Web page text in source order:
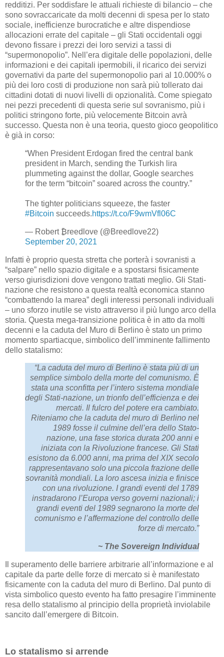
redditizi. Per soddisfare le attuali richieste di bilancio – che
sono sovraccaricate da molti decenni di spesa per lo stato
sociale, inefficienze burocratiche e altre dispendiose
allocazioni errate del capitale – gli Stati occidentali oggi
devono fissare i prezzi dei loro servizi a tassi di
“supermonopolio”. Nell’era digitale delle popolazioni, delle
informazioni e dei capitali ipermobili, il ricarico dei servizi
governativi da parte del supermonopolio pari al 10.000% o
più dei loro costi di produzione non sarà più tollerato dai
cittadini dotati di nuovi livelli di opzionalità. Come spiegato
nei pezzi precedenti di questa serie sul sovranismo, più i
politici stringono forte, più velocemente Bitcoin avrà
successo. Questa non è una teoria, questo gioco geopolitico
è già in corso:
“When President Erdogan fired the central bank
president in March, sending the Turkish lira
plummeting against the dollar, Google searches
for the term “bitcoin” soared across the country.”
The tighter politicians squeeze, the faster
#Bitcoin succeeds.https://t.co/F9wmVfl06C
— Robert ₿reedlove (@Breedlove22)
September 20, 2021
Infatti è proprio questa stretta che porterà i sovranisti a
“salpare” nello spazio digitale e a spostarsi fisicamente
verso giurisdizioni dove vengono trattati meglio. Gli Stati-
nazione che resistono a questa realtà economica stanno
“combattendo la marea” degli interessi personali individuali
– uno sforzo inutile se visto attraverso il più lungo arco della
storia. Questa mega-transizione politica è in atto da molti
decenni e la caduta del Muro di Berlino è stato un primo
momento spartiacque, simbolico dell’imminente fallimento
dello statalismo:
“La caduta del muro di Berlino è stata più di un
semplice simbolo della morte del comunismo. È
stata una sconfitta per l’intero sistema mondiale
degli Stati-nazione, un trionfo dell’efficienza e dei
mercati. Il fulcro del potere era cambiato.
Riteniamo che la caduta del muro di Berlino nel
1989 fosse il culmine dell’era dello Stato-
nazione, una fase storica durata 200 anni e
iniziata con la Rivoluzione francese. Gli Stati
esistono da 6.000 anni, ma prima del XIX secolo
rappresentavano solo una piccola frazione delle
sovranità mondiali. La loro ascesa inizia e finisce
con una rivoluzione. I grandi eventi del 1789
instradarono l’Europa verso governi nazionali; i
grandi eventi del 1989 segnarono la morte del
comunismo e l’affermazione del controllo delle
forze di mercato.”
~ The Sovereign Individual
Il superamento delle barriere arbitrarie all’informazione e al
capitale da parte delle forze di mercato si è manifestato
fisicamente con la caduta del muro di Berlino. Dal punto di
vista simbolico questo evento ha fatto presagire l’imminente
resa dello statalismo al principio della proprietà inviolabile
sancito dall’emergere di Bitcoin.
Lo statalismo si arrende